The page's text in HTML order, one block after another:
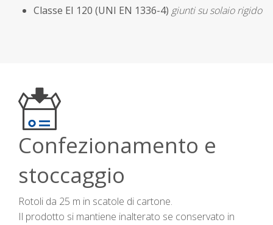
Classe EI 120 (UNI EN 1336-4) giunti su solaio rigido
Confezionamento e
stoccaggio
Rotoli da 25 m in scatole di cartone.
Il prodotto si mantiene inalterato se conservato in